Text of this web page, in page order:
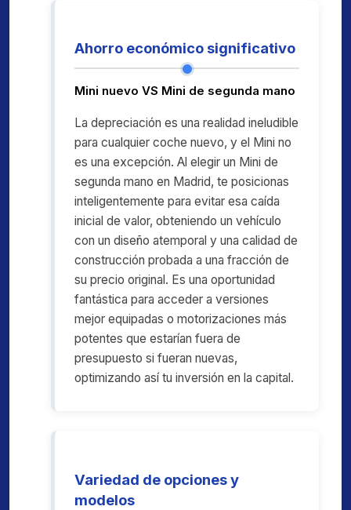
Ahorro económico significativo
Mini nuevo VS Mini de segunda mano
La depreciación es una realidad ineludible
para cualquier coche nuevo, y el Mini no
es una excepción. Al elegir un Mini de
segunda mano en Madrid, te posicionas
inteligentemente para evitar esa caída
inicial de valor, obteniendo un vehículo
con un diseño atemporal y una calidad de
construcción probada a una fracción de
su precio original. Es una oportunidad
fantástica para acceder a versiones
mejor equipadas o motorizaciones más
potentes que estarían fuera de
presupuesto si fueran nuevas,
optimizando así tu inversión en la capital.
Variedad de opciones y
modelos